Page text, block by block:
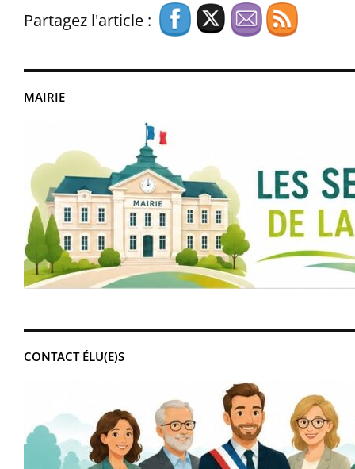
MAIRIE
CONTACT ÉLU(E)S
Partagez l'article :